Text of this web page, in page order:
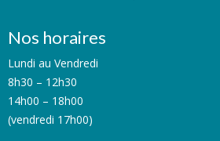
Nos horaires
Lundi au Vendredi
8h30 – 12h30
14h00 – 18h00
(vendredi 17h00)